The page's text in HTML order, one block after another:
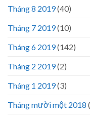
Tháng 8 2019(40)
Tháng 7 2019(10)
Tháng 6 2019(142)
Tháng 2 2019(2)
Tháng 1 2019(3)
Tháng mười một 2018